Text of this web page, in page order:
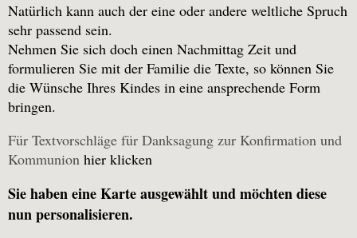
Natürlich kann auch der eine oder andere weltliche Spruch
sehr passend sein.
Nehmen Sie sich doch einen Nachmittag Zeit und
formulieren Sie mit der Familie die Texte, so können Sie
die Wünsche Ihres Kindes in eine ansprechende Form
bringen.
Für Textvorschläge für Danksagung zur Konfirmation und
Kommunion hier klicken
Sie haben eine Karte ausgewählt und möchten diese
nun personalisieren.